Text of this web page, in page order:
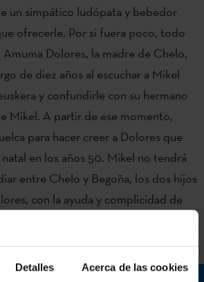
Detalles Acerca de las cookies
un simpático ludópata y bebedor
ofrecerle. Por si fuera poco, todo
Dolores, la madre de Chelo,
de diez años al escuchar a Mikel
y confundirle con su hermano
Mikel. A partir de ese momento,
para hacer creer a Dolores que
en los años 50. Mikel no tendrá
entre Chelo y Begoña, los dos hijos
con la ayuda y complicidad de
cuidadora de Amuma Dolores.